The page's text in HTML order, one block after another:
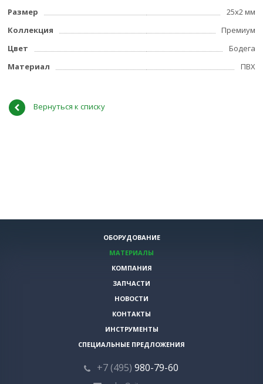
Размер
25x2 мм
Коллекция
Премиум
Цвет
Бодега
Материал
ПВХ
Вернуться к списку
ОБОРУДОВАНИЕ
МАТЕРИАЛЫ
КОМПАНИЯ
ЗАПЧАСТИ
НОВОСТИ
КОНТАКТЫ
ИНСТРУМЕНТЫ
СПЕЦИАЛЬНЫЕ ПРЕДЛОЖЕНИЯ
+7 (495) 980-79-60